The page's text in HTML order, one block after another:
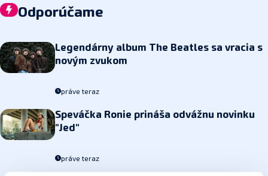
Odporúčame
Legendárny album The Beatles sa vracia s
novým zvukom
práve teraz
Speváčka Ronie prináša odvážnu novinku
"Jed"
práve teraz